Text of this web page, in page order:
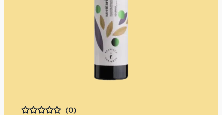
(0)